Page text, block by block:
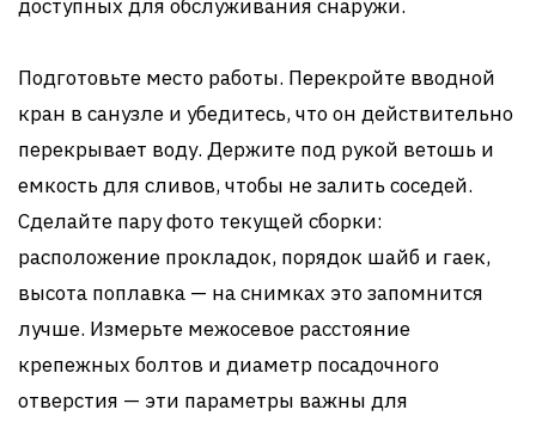
доступных для обслуживания снаружи.
Подготовьте место работы. Перекройте вводной
кран в санузле и убедитесь, что он действительно
перекрывает воду. Держите под рукой ветошь и
емкость для сливов, чтобы не залить соседей.
Сделайте пару фото текущей сборки:
расположение прокладок, порядок шайб и гаек,
высота поплавка — на снимках это запомнится
лучше. Измерьте межосевое расстояние
крепежных болтов и диаметр посадочного
отверстия — эти параметры важны для